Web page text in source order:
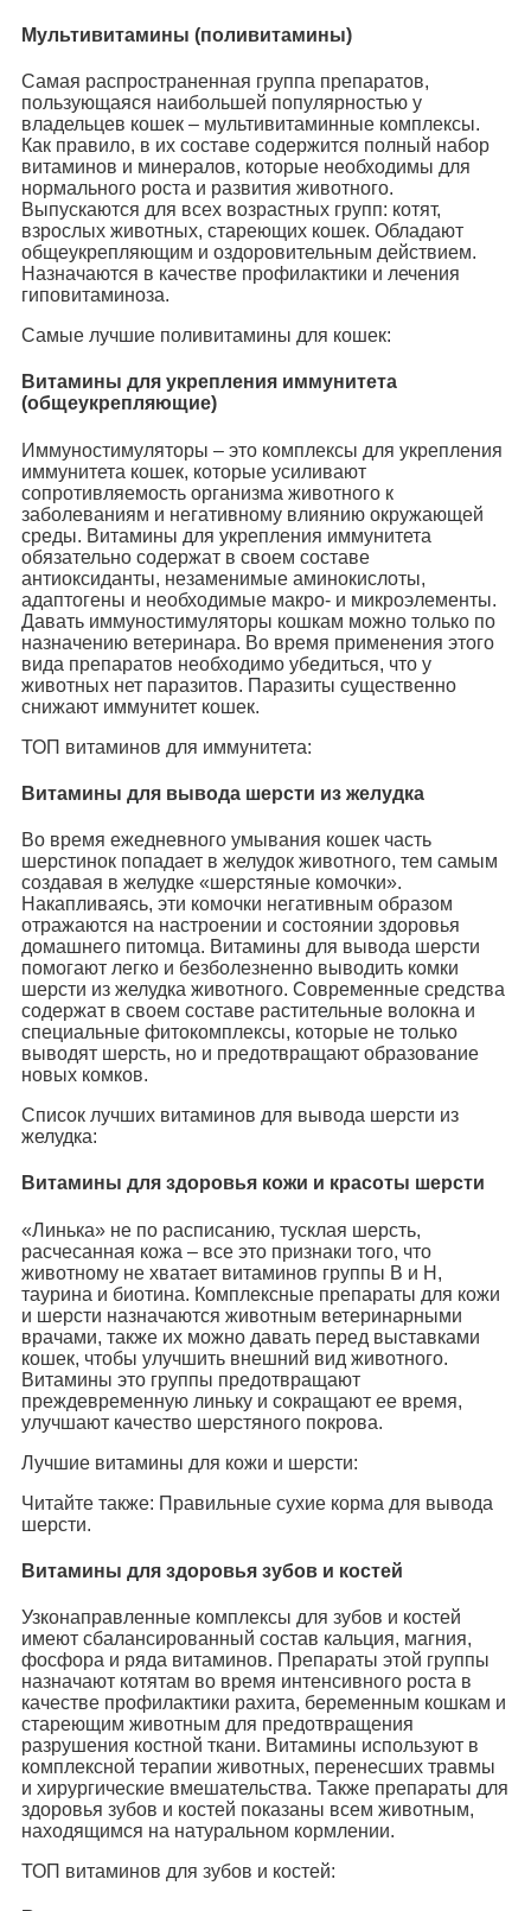
Мультивитамины (поливитамины)
Самая распространенная группа препаратов,
пользующаяся наибольшей популярностью у
владельцев кошек – мультивитаминные комплексы.
Как правило, в их составе содержится полный набор
витаминов и минералов, которые необходимы для
нормального роста и развития животного.
Выпускаются для всех возрастных групп: котят,
взрослых животных, стареющих кошек. Обладают
общеукрепляющим и оздоровительным действием.
Назначаются в качестве профилактики и лечения
гиповитаминоза.
Самые лучшие поливитамины для кошек:
Витамины для укрепления иммунитета
(общеукрепляющие)
Иммуностимуляторы – это комплексы для укрепления
иммунитета кошек, которые усиливают
сопротивляемость организма животного к
заболеваниям и негативному влиянию окружающей
среды. Витамины для укрепления иммунитета
обязательно содержат в своем составе
антиоксиданты, незаменимые аминокислоты,
адаптогены и необходимые макро- и микроэлементы.
Давать иммуностимуляторы кошкам можно только по
назначению ветеринара. Во время применения этого
вида препаратов необходимо убедиться, что у
животных нет паразитов. Паразиты существенно
снижают иммунитет кошек.
ТОП витаминов для иммунитета:
Витамины для вывода шерсти из желудка
Во время ежедневного умывания кошек часть
шерстинок попадает в желудок животного, тем самым
создавая в желудке «шерстяные комочки».
Накапливаясь, эти комочки негативным образом
отражаются на настроении и состоянии здоровья
домашнего питомца. Витамины для вывода шерсти
помогают легко и безболезненно выводить комки
шерсти из желудка животного. Современные средства
содержат в своем составе растительные волокна и
специальные фитокомплексы, которые не только
выводят шерсть, но и предотвращают образование
новых комков.
Список лучших витаминов для вывода шерсти из
желудка:
Витамины для здоровья кожи и красоты шерсти
«Линька» не по расписанию, тусклая шерсть,
расчесанная кожа – все это признаки того, что
животному не хватает витаминов группы B и H,
таурина и биотина. Комплексные препараты для кожи
и шерсти назначаются животным ветеринарными
врачами, также их можно давать перед выставками
кошек, чтобы улучшить внешний вид животного.
Витамины это группы предотвращают
преждевременную линьку и сокращают ее время,
улучшают качество шерстяного покрова.
Лучшие витамины для кожи и шерсти:
Читайте также: Правильные сухие корма для вывода
шерсти.
Витамины для здоровья зубов и костей
Узконаправленные комплексы для зубов и костей
имеют сбалансированный состав кальция, магния,
фосфора и ряда витаминов. Препараты этой группы
назначают котятам во время интенсивного роста в
качестве профилактики рахита, беременным кошкам и
стареющим животным для предотвращения
разрушения костной ткани. Витамины используют в
комплексной терапии животных, перенесших травмы
и хирургические вмешательства. Также препараты для
здоровья зубов и костей показаны всем животным,
находящимся на натуральном кормлении.
ТОП витаминов для зубов и костей: